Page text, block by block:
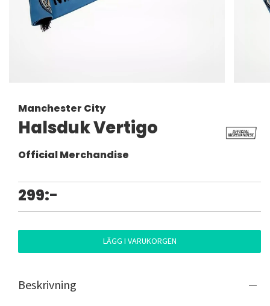
Manchester City
Halsduk Vertigo
Official Merchandise
299:-
LÄGG I VARUKORGEN
Beskrivning